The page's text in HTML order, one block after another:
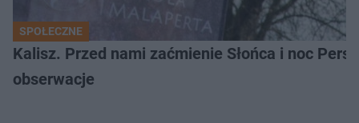
SPOŁECZNE
Kalisz. Przed nami zaćmienie Słońca i noc
obserwacje